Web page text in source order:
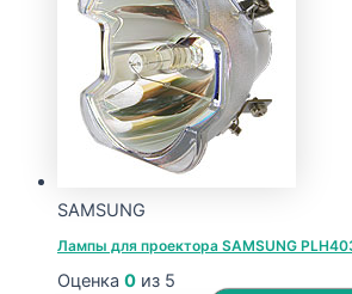
–
16990 ₽
SAMSUNG
Лампы для проектора SAMSUNG
Оценка 0 из 5